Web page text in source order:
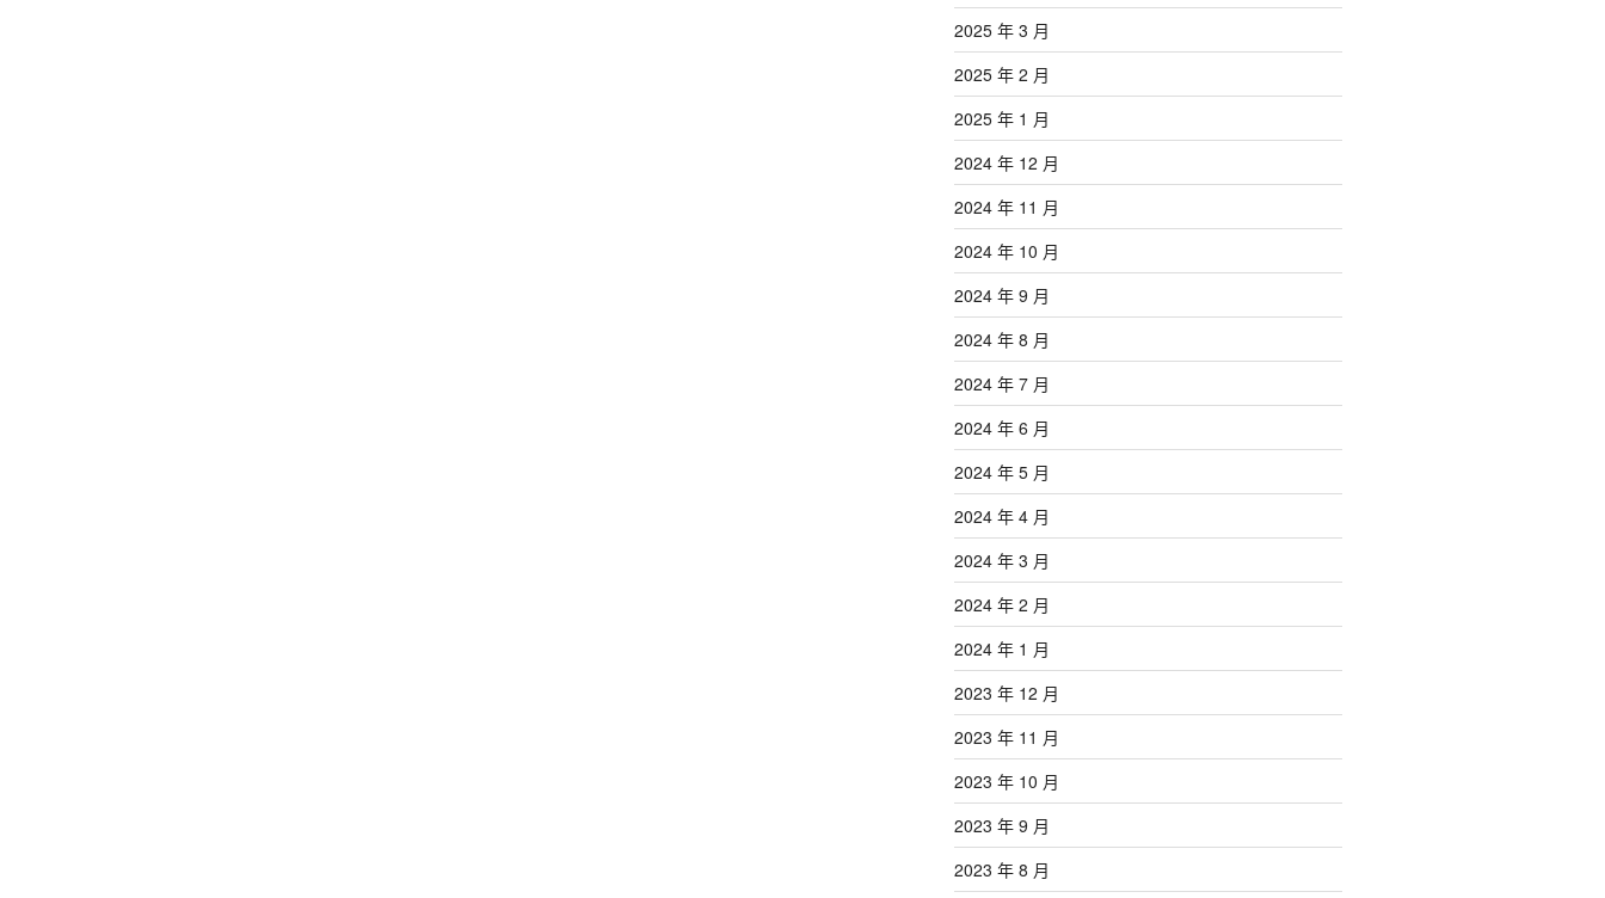
2025 年 3 月
2025 年 2 月
2025 年 1 月
2024 年 12 月
2024 年 11 月
2024 年 10 月
2024 年 9 月
2024 年 8 月
2024 年 7 月
2024 年 6 月
2024 年 5 月
2024 年 4 月
2024 年 3 月
2024 年 2 月
2024 年 1 月
2023 年 12 月
2023 年 11 月
2023 年 10 月
2023 年 9 月
2023 年 8 月